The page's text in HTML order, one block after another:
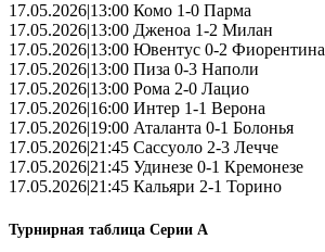
17.05.2026|13:00 Комо 1-0 Парма
17.05.2026|13:00 Дженоа 1-2 Милан
17.05.2026|13:00 Ювентус 0-2 Фиорентина
17.05.2026|13:00 Пиза 0-3 Наполи
17.05.2026|13:00 Рома 2-0 Лацио
17.05.2026|16:00 Интер 1-1 Верона
17.05.2026|19:00 Аталанта 0-1 Болонья
17.05.2026|21:45 Сассуоло 2-3 Лечче
17.05.2026|21:45 Удинезе 0-1 Кремонезе
17.05.2026|21:45 Кальяри 2-1 Торино
Турнирная таблица Серии А